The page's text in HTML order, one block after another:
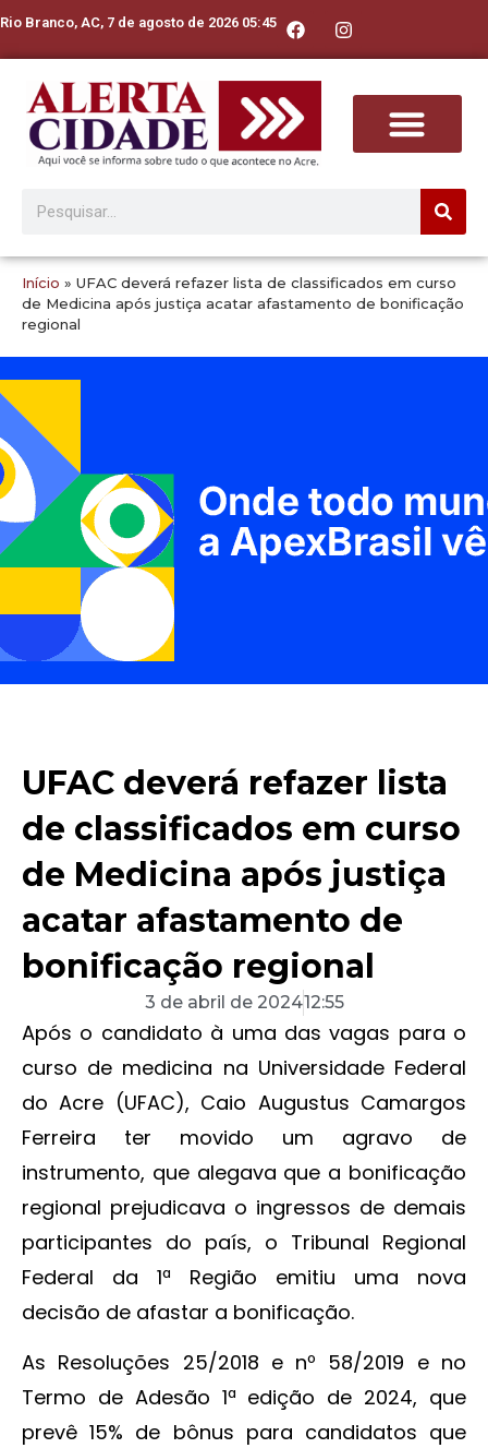
Rio Branco, AC, 7 de agosto de 2026 05:45
Início » UFAC deverá refazer lista de classificados em curso
de Medicina após justiça acatar afastamento de bonificação
regional
UFAC deverá refazer lista
de classificados em curso
de Medicina após justiça
acatar afastamento de
bonificação regional
3 de abril de 202412:55
Após o candidato à uma das vagas para o
curso de medicina na Universidade Federal
do Acre (UFAC), Caio Augustus Camargos
Ferreira ter movido um agravo de
instrumento, que alegava que a bonificação
regional prejudicava o ingressos de demais
participantes do país, o Tribunal Regional
Federal da 1ª Região emitiu uma nova
decisão de afastar a bonificação.
As Resoluções 25/2018 e nº 58/2019 e no
Termo de Adesão 1ª edição de 2024, que
prevê 15% de bônus para candidatos que